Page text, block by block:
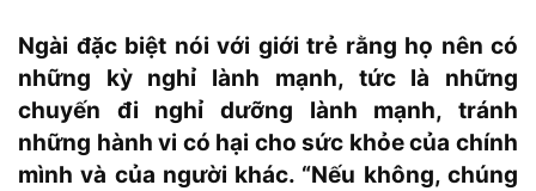
Ngài đặc biệt nói với giới trẻ rằng họ nên có
những kỳ nghỉ lành mạnh, tức là những
chuyến đi nghỉ dưỡng lành mạnh, tránh
những hành vi có hại cho sức khỏe của chính
mình và của người khác. “Nếu không, chúng